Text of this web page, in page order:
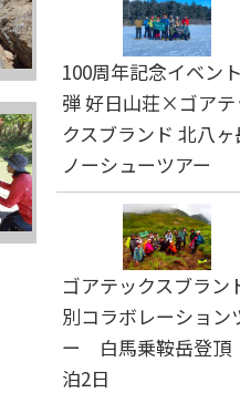
100周年記念イベン
弾 好日山荘×ゴアテ
クスブランド 北八ヶ
ノーシューツアー
ゴアテックスブラン
別コラボレーション
ー 白馬乗鞍岳登
泊2日